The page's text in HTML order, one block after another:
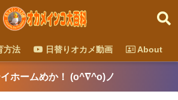
方法 日替りオカメ動画 About
イホームめか！ (o^∇^o)ノ